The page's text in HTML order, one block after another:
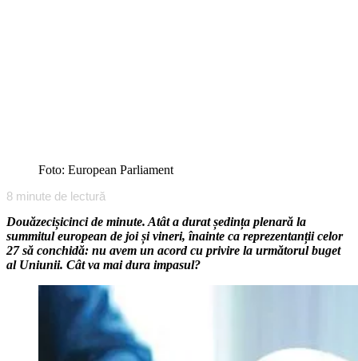
Foto: European Parliament
8 minute de lectură
Douăzecișicinci de minute. Atât a durat ședința plenară la
summitul european de joi și vineri, înainte ca reprezentanții celor
27 să conchidă: nu avem un acord cu privire la următorul buget
al Uniunii. Cât va mai dura impasul?